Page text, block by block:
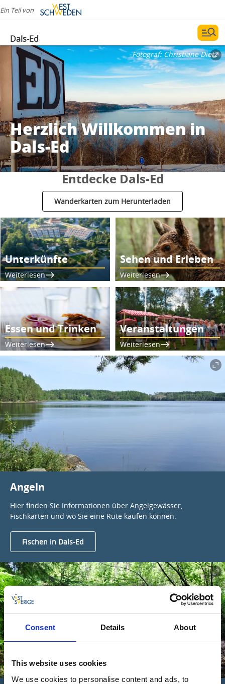
Consent Details About
This website uses cookies
We use cookies to personalise content and ads, to
Ein Teil von
Dals-Ed
Herzlich Willkommen in
Dals-Ed
Fotograf:Christiane Dietz
Entdecke Dals-Ed
Wanderkarten zum Herunterladen
Unterkünfte
Weiterlesen
Sehen und Erleben
Weiterlesen
Essen und Trinken
Weiterlesen
Veranstaltungen
Weiterlesen
Angeln
Hier finden Sie Informationen über Angelgewässer,
Fischkarten und wo Sie eine Rute kaufen können.
Fischen in Dals-Ed